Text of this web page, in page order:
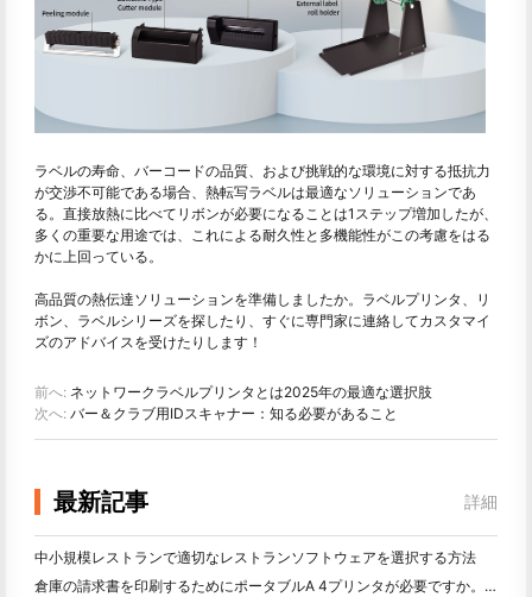
ラベルの寿命、バーコードの品質、および挑戦的な環境に対する抵抗力
が交渉不可能である場合、熱転写ラベルは最適なソリューションであ
る。直接放熱に比べてリボンが必要になることは1ステップ増加したが、
多くの重要な用途では、これによる耐久性と多機能性がこの考慮をはる
かに上回っている。
高品質の熱伝達ソリューションを準備しましたか。ラベルプリンタ、リ
ボン、ラベルシリーズを探したり、すぐに専門家に連絡してカスタマイ
ズのアドバイスを受けたりします！
前へ: ネットワークラベルプリンタとは2025年の最適な選択肢
次へ: バー＆クラブ用IDスキャナー：知る必要があること
最新記事 詳細
中小規模レストランで適切なレストランソフトウェアを選択する方法
倉庫の請求書を印刷するためにポータブルA 4プリンタが必要ですか。何が本当に効果的なのか